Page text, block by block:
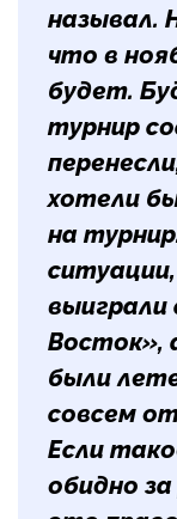
называл.
что в
будет.
турнир
хотели
на
выиграли
Восток»,
были
совсем
Если
обидно